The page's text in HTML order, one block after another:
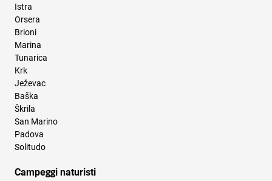
Istra
Orsera
Brioni
Marina
Tunarica
Krk
Ježevac
Baška
Škrila
San Marino
Padova
Solitudo
Campeggi naturisti